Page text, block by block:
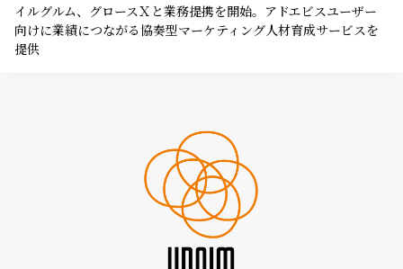
イルグルム、グロースＸと業務提携を開始。アドエビスユーザー
向けに業績につながる協奏型マーケティング人材育成サービスを
提供